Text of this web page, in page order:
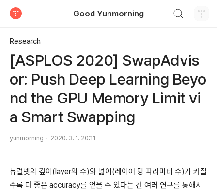
Good Yunmorning
Research
[ASPLOS 2020] SwapAdvis
or: Push Deep Learning Beyo
nd the GPU Memory Limit vi
a Smart Swapping
yunmorning 2020. 3. 1. 20:11
뉴럴넷의 깊이(layer의 수)와 넓이(레이어 당 파라미터 수)가 커질
수록 더 좋은 accuracy를 얻을 수 있다는 건 여러 연구를 통해서